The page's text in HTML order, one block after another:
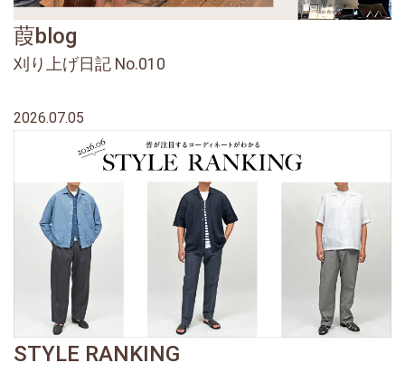
葭blog
刈り上げ日記 No.010
2026.07.05
STYLE RANKING